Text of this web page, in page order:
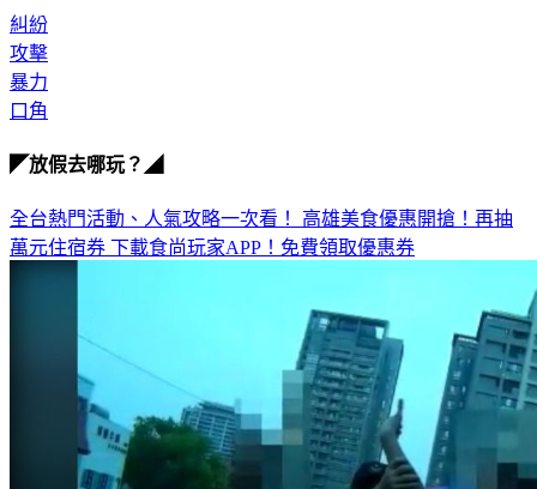
糾紛
攻擊
暴力
口角
◤放假去哪玩？◢
全台熱門活動、人氣攻略一次看！ 高雄美食優惠開搶！再抽
萬元住宿券 下載食尚玩家APP！免費領取優惠券